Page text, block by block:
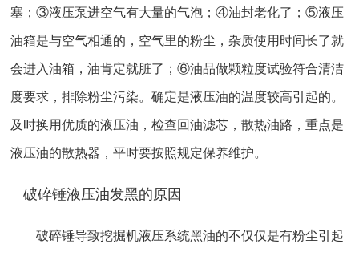
塞；③液压泵进空气有大量的气泡；④油封老化了；⑤液压
油箱是与空气相通的，空气里的粉尘，杂质使用时间长了就
会进入油箱，油肯定就脏了；⑥油品做颗粒度试验符合清洁
度要求，排除粉尘污染。确定是液压油的温度较高引起的。
及时换用优质的液压油，检查回油滤芯，散热油路，重点是
液压油的散热器，平时要按照规定保养维护。
破碎锤液压油发黑的原因
破碎锤导致挖掘机液压系统黑油的不仅仅是有粉尘引起